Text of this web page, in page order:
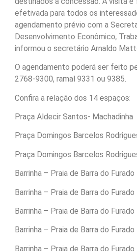
efetivada para todos os
agendamento prévio com a
Desenvolvimento Econômico,
informou o secretário Arnaldo
O agendamento poderá ser feito
2768-9300, ramal 9331 ou 9385.
Confira a relação dos 14 espaços:
Praça Aldecir Santos- Machadinha
Praça Domingos Barcelos
Praça Domingos Barcelos
Barrinha – Praia de Barra do Furado
Barrinha – Praia de Barra do Furado
Barrinha – Praia de Barra do Furado
Barrinha – Praia de Barra do Furado
Barrinha – Praia de Barra do Furado